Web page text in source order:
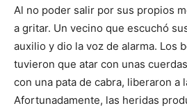
Al no poder salir por sus propios
a gritar. Un vecino que escuchó
auxilio y dio la voz de alarma. Los
tuvieron que atar con unas
con una pata de cabra, liberaron a
Afortunadamente, las heridas